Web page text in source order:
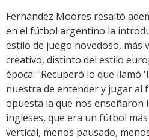
Fernández Moores resaltó
en el fútbol argentino la
estilo de juego novedoso, más
creativo, distinto del estilo
época: "Recuperó lo que llamó
nuestra de entender y jugar al
opuesta la que nos enseñaron
ingleses, que era un fútbol
vertical, menos pausado,